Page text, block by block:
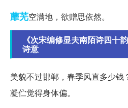
蘼芜空满地，欲赠思依然。
《次宋编修显夫南陌诗四十
诗意
美貌不过邯郸，春季风直多少钱
凝伫觉得身体偏。